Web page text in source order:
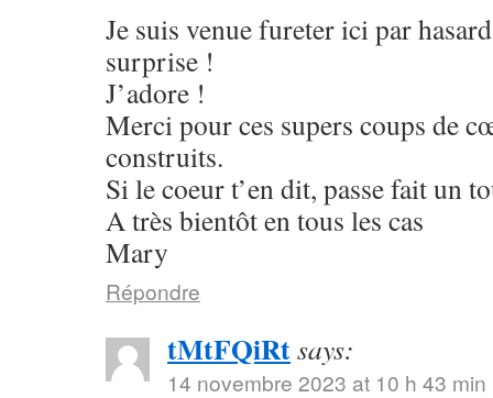
Je suis venue fureter ici par
surprise !
J’adore !
Merci pour ces supers coups de
construits.
Si le coeur t’en dit, passe fait un
A très bientôt en tous les cas
Mary
Répondre
tMtFQiRtsays:
14 novembre 2023 at 10 h 43 min